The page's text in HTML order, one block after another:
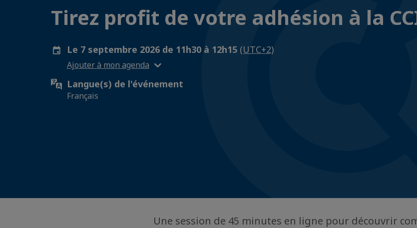
Tirez profit de votre adhésion à la
Le 7 septembre 2026 de 11h30 à 12h15 (UTC+2)
Ajouter à mon agenda
Langue(s) de l'événement
Français
Une session de 45 minutes en ligne pour découvrir